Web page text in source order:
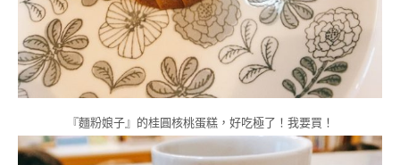
『麵粉娘子』的桂圓核桃蛋糕，好吃極了！我要買！